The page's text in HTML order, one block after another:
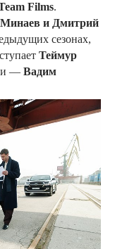
Films.
Минаев и Дмитрий
сезонах,
Теймур
— Вадим